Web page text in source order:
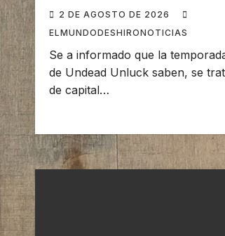
2 DE AGOSTO DE 2026
ELMUNDODESHIRONOTICIAS
Se a informado que la
de Undead Unluck saben, se
de capital…